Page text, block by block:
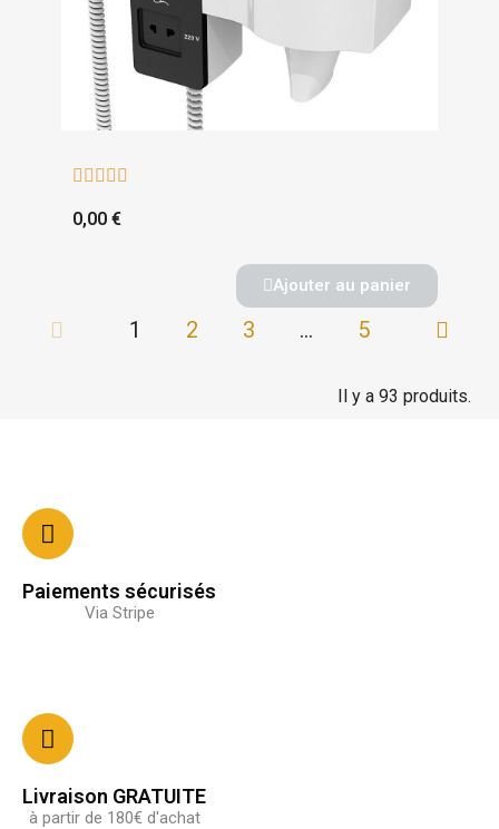
    
0,00 €
Ajouter au panier
1 2 3 … 5
Il y a 93 produits.
Paiements sécurisés
Via Stripe
Livraison GRATUITE
à partir de 180€ d'achat